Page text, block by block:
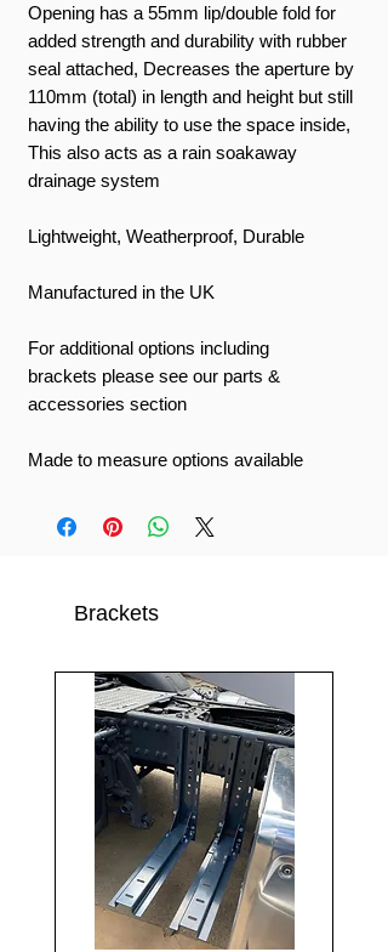
Opening has a 55mm lip/double fold for
added strength and durability with rubber
seal attached, Decreases the aperture by
110mm (total) in length and height but still
having the ability to use the space inside,
This also acts as a rain soakaway
drainage system
Lightweight, Weatherproof, Durable
Manufactured in the UK
For additional options including
brackets please see our parts &
accessories section
Made to measure options available
Brackets